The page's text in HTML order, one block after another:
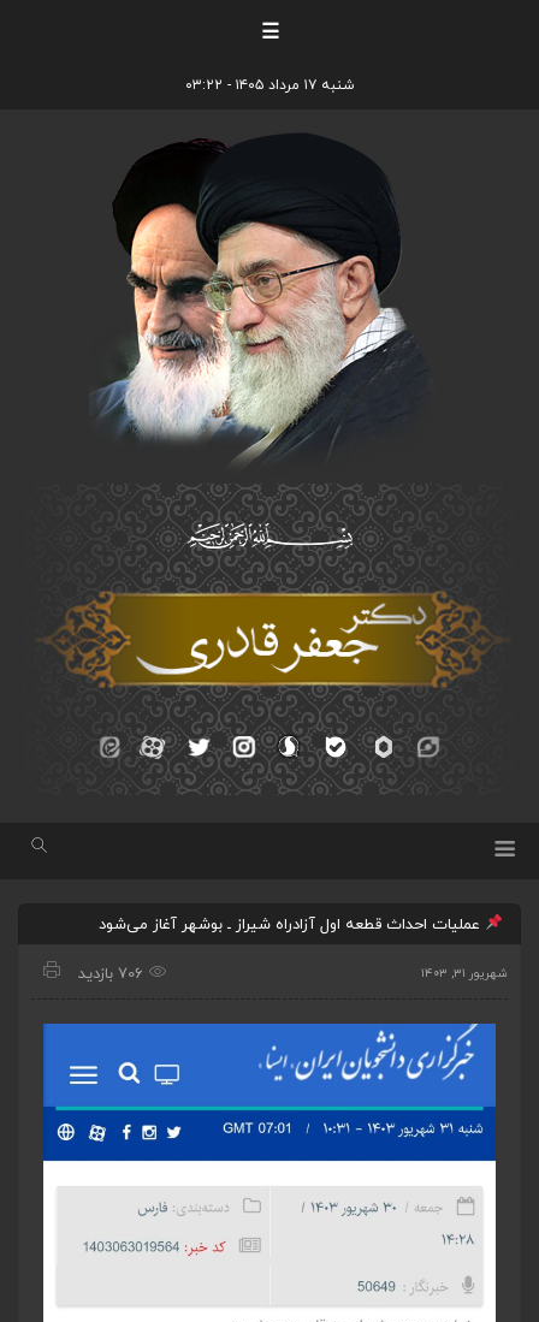
☰
شنبه ۱۷ مرداد ۱۴۰۵ - ۰۳:۲۲
عملیات احداث قطعه اول آزادراه شیراز ـ بوشهر آغاز می‌شود
شهریور ۳۱, ۱۴۰۳ 706 بازدید